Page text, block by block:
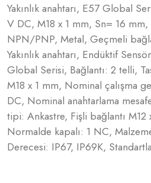
Yakınlık anahtarı, E57 Global
V DC, M18 x 1 mm, Sn= 16
NPN/PNP, Metal, Geçmeli
Yakınlık anahtarı, Endüktif
Global Serisi, Bağlantı: 2 telli,
M18 x 1 mm, Nominal çalışma
DC, Nominal anahtarlama
tipi: Ankastre, Fişli bağlantı
Normalde kapalı: 1 NC,
Derecesi: IP67, IP69K,